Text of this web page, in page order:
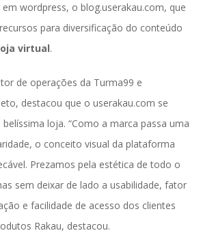
wordpress, o blog.userakau.com, que
para diversificação do conteúdo
virtual.
de operações da Turma99 e
destacou que o userakau.com se
loja. “Como a marca passa uma
o conceito visual da plataforma
Prezamos pela estética de todo o
sem deixar de lado a usabilidade, fator
e facilidade de acesso dos clientes
Rakau, destacou.